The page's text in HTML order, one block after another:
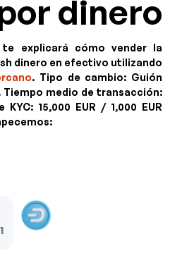
dinero
explicará cómo vender la
dinero en efectivo utilizando
. Tipo de cambio: Guión
Tiempo medio de transacción:
KYC: 15,000 EUR / 1,000 EUR